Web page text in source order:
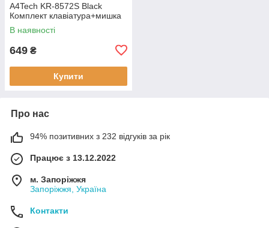
A4Tech KR-8572S Black
Комплект клавіатура+мишка
В наявності
649 ₴
Купити
Про нас
94% позитивних з 232 відгуків за рік
Працює з 13.12.2022
м. Запоріжжя
Запоріжжя, Україна
Контакти